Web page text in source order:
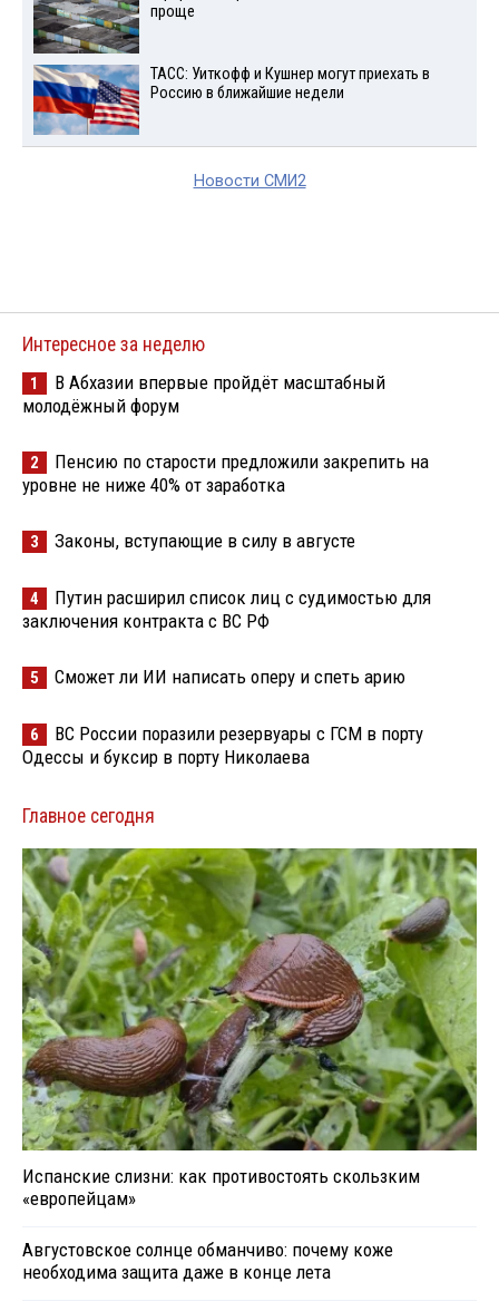
проще
ТАСС: Уиткофф и Кушнер могут приехать в
Россию в ближайшие недели
Новости СМИ2
Интересное за неделю
1
В Абхазии впервые пройдёт масштабный
молодёжный форум
2
Пенсию по старости предложили закрепить на
уровне не ниже 40% от заработка
3 Законы, вступающие в силу в августе
4
Путин расширил список лиц с судимостью для
заключения контракта с ВС РФ
5 Сможет ли ИИ написать оперу и спеть арию
6
ВС России поразили резервуары с ГСМ в порту
Одессы и буксир в порту Николаева
Главное сегодня
Испанские слизни: как противостоять скользким
«европейцам»
Августовское солнце обманчиво: почему коже
необходима защита даже в конце лета